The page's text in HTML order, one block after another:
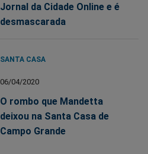
Jornal da Cidade Online e é
desmascarada
SANTA CASA
06/04/2020
O rombo que Mandetta
deixou na Santa Casa de
Campo Grande